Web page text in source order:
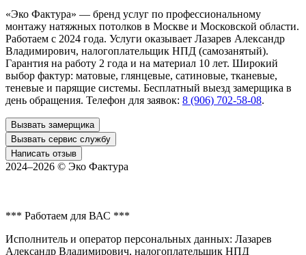
«Эко Фактура» — бренд услуг по профессиональному
монтажу натяжных потолков в Москве и Московской области.
Работаем с 2024 года. Услуги оказывает Лазарев Александр
Владимирович, налогоплательщик НПД (самозанятый).
Гарантия на работу 2 года и на материал 10 лет. Широкий
выбор фактур: матовые, глянцевые, сатиновые, тканевые,
теневые и парящие системы. Бесплатный выезд замерщика в
день обращения. Телефон для заявок: 8 (906) 702-58-08.
Вызвать замерщика
Вызвать сервис службу
Написать отзыв
2024–2026 © Эко Фактура
*** Работаем для ВАС ***
Исполнитель и оператор персональных данных: Лазарев
Александр Владимирович, налогоплательщик НПД